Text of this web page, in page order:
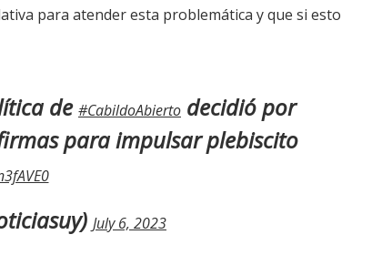
para atender esta problemática y que si esto
de #CabildoAbierto decidió por
para impulsar plebiscito
July 6, 2023